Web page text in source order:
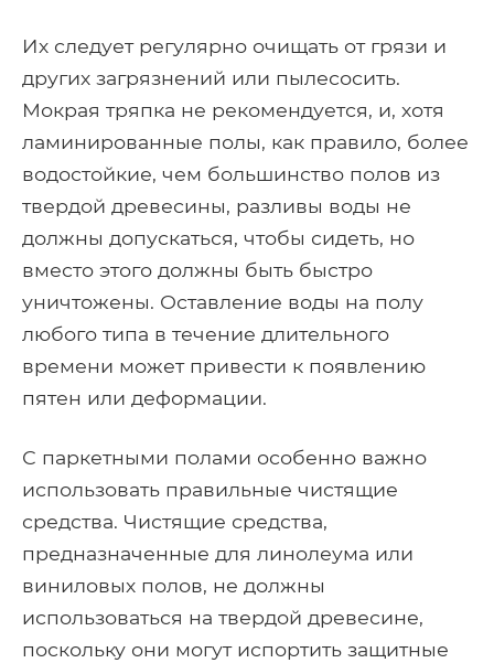
Их следует регулярно очищать от грязи и
других загрязнений или пылесосить.
Мокрая тряпка не рекомендуется, и, хотя
ламинированные полы, как правило, более
водостойкие, чем большинство полов из
твердой древесины, разливы воды не
должны допускаться, чтобы сидеть, но
вместо этого должны быть быстро
уничтожены. Оставление воды на полу
любого типа в течение длительного
времени может привести к появлению
пятен или деформации.
С паркетными полами особенно важно
использовать правильные чистящие
средства. Чистящие средства,
предназначенные для линолеума или
виниловых полов, не должны
использоваться на твердой древесине,
поскольку они могут испортить защитные